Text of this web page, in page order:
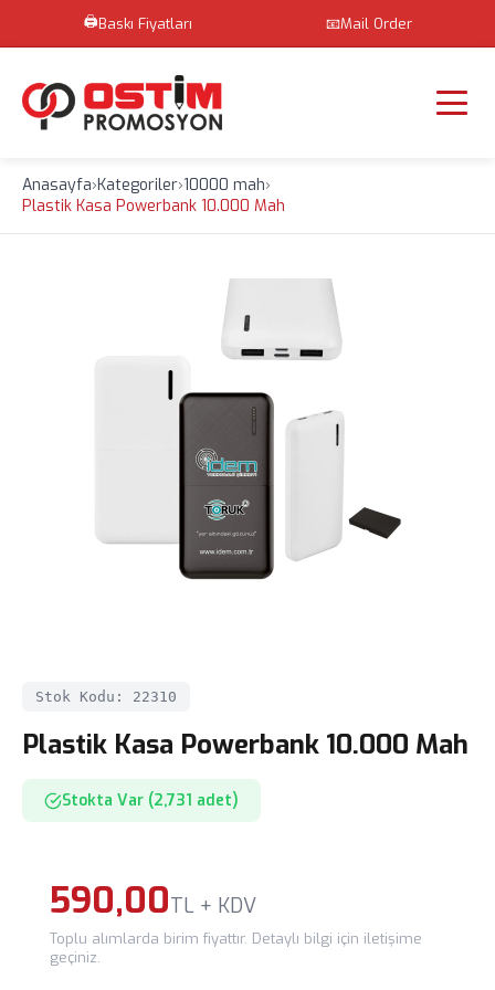
🖨️Baskı Fiyatları 📧Mail Order
Anasayfa›Kategoriler›10000 mah›
Plastik Kasa Powerbank 10.000 Mah
Stok Kodu: 22310
Plastik Kasa Powerbank 10.000 Mah
Stokta Var (2,731 adet)
590,00TL + KDV
Toplu alımlarda birim fiyattır. Detaylı bilgi için iletişime
geçiniz.